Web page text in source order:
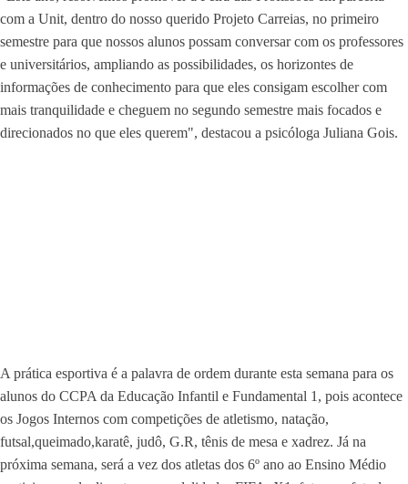
com a Unit, dentro do nosso querido Projeto Carreias, no primeiro
semestre para que nossos alunos possam conversar com os professores
e universitários, ampliando as possibilidades, os horizontes de
informações de conhecimento para que eles consigam escolher com
mais tranquilidade e cheguem no segundo semestre mais focados e
direcionados no que eles querem", destacou a psicóloga Juliana Gois.
A prática esportiva é a palavra de ordem durante esta semana para os
alunos do CCPA da Educação Infantil e Fundamental 1, pois acontece
os Jogos Internos com competições de atletismo, natação,
futsal,queimado,karatê, judô, G.R, tênis de mesa e xadrez. Já na
próxima semana, será a vez dos atletas dos 6º ano ao Ensino Médio